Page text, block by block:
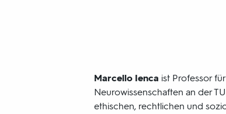
Marcello Ienca ist Professor
Neurowissenschaften an der
ethischen, rechtlichen und